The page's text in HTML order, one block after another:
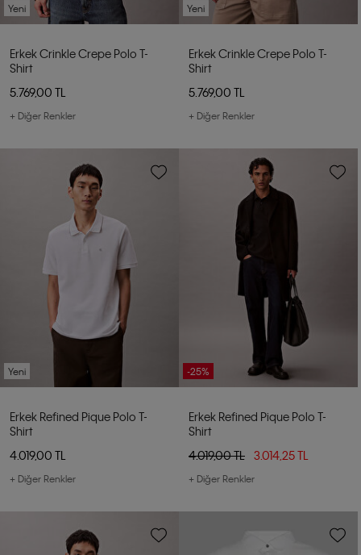
Yeni
Erkek Crinkle Crepe Polo T-
Shirt
5.769,00 TL
+ Diğer Renkler
Yeni
Erkek Crinkle Crepe Polo T-
Shirt
5.769,00 TL
+ Diğer Renkler
Yeni
Erkek Refined Pique Polo T-
Shirt
4.019,00 TL
+ Diğer Renkler
-25%
Erkek Refined Pique Polo T-
Shirt
4.019,00 TL
3.014,25 TL
+ Diğer Renkler